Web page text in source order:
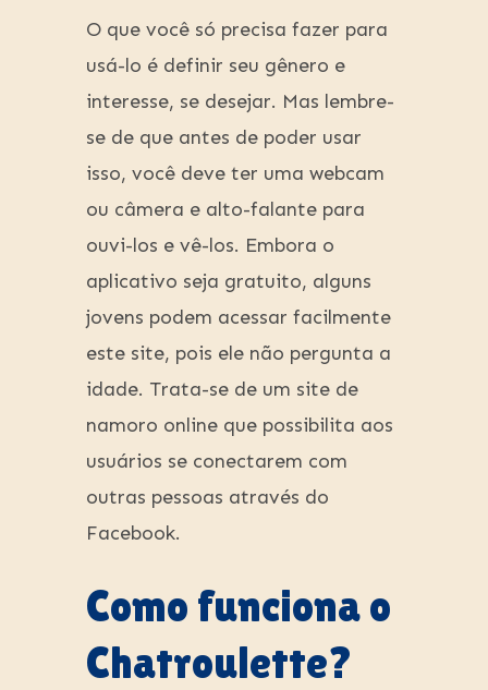
O que você só precisa fazer para
usá-lo é definir seu gênero e
interesse, se desejar. Mas lembre-
se de que antes de poder usar
isso, você deve ter uma webcam
ou câmera e alto-falante para
ouvi-los e vê-los. Embora o
aplicativo seja gratuito, alguns
jovens podem acessar facilmente
este site, pois ele não pergunta a
idade. Trata-se de um site de
namoro online que possibilita aos
usuários se conectarem com
outras pessoas através do
Facebook.
Como funciona o
Chatroulette?